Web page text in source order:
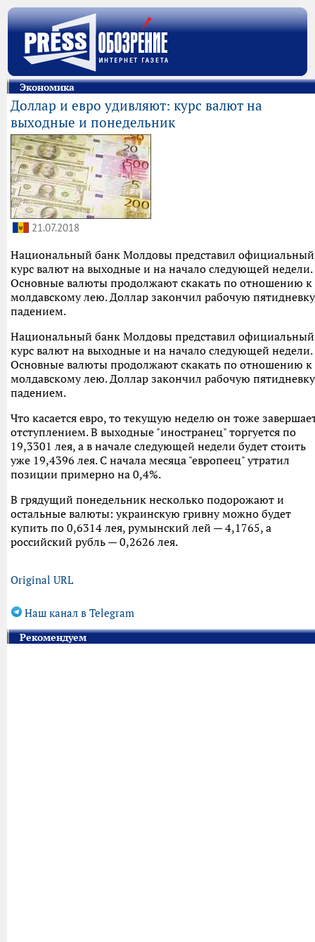
Экономика
Доллар и евро удивляют: курс валют на
выходные и понедельник
21.07.2018
Национальный банк Молдовы представил официальный
курс валют на выходные и на начало следующей недели.
Основные валюты продолжают скакать по отношению к
молдавскому лею. Доллар закончил рабочую пятидневку
падением.
Национальный банк Молдовы представил официальный
курс валют на выходные и на начало следующей недели.
Основные валюты продолжают скакать по отношению к
молдавскому лею. Доллар закончил рабочую пятидневку
падением.
Что касается евро, то текущую неделю он тоже
отступлением. В выходные "иностранец" торгуется по
19,3301 лея, а в начале следующей недели будет стоить
уже 19,4396 лея. С начала месяца "европеец" утратил
позиции примерно на 0,4%.
В грядущий понедельник несколько подорожают и
остальные валюты: украинскую гривну можно будет
купить по 0,6314 лея, румынский лей — 4,1765, а
российский рубль — 0,2626 лея.
Original URL
Наш канал в Telegram
Рекомендуем